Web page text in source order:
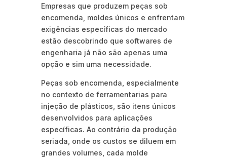
Empresas que produzem peças sob
encomenda, moldes únicos e enfrentam
exigências específicas do mercado
estão descobrindo que softwares de
engenharia já não são apenas uma
opção e sim uma necessidade.
Peças sob encomenda, especialmente
no contexto de ferramentarias para
injeção de plásticos, são itens únicos
desenvolvidos para aplicações
específicas. Ao contrário da produção
seriada, onde os custos se diluem em
grandes volumes, cada molde